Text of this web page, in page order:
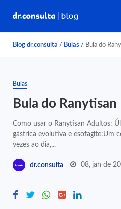
Blog dr.consulta / Bulas / Bula do
Bulas
Bula do Ranytisan
Como usar o Ranytisan Adultos:
gástrica evolutiva e esofagite:Um
vezes ao dia,...
dr.consulta 08, jan de